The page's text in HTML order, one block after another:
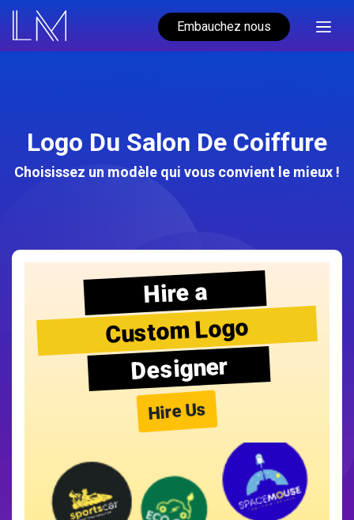
Embauchez nous
Logo Du Salon De Coiffure
Choisissez un modèle qui vous convient le mieux !
Hire a
Custom Logo
Designer
Hire Us